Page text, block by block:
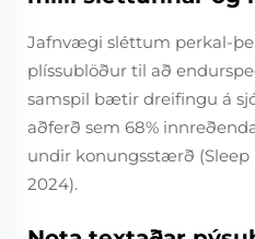
Jafnvægi sléttum perkal-
plíssublöður til að
samspil bætir dreifingu á
aðferð sem 68%
undir konungsstærð
2024).